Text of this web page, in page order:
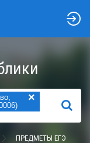
×
НАЙТИ
ПРЕДМЕТЫ ЕГЭ